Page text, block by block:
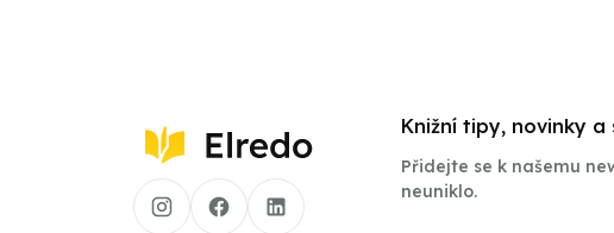
Knižní tipy, novinky a
Přidejte se k našemu
neuniklo.